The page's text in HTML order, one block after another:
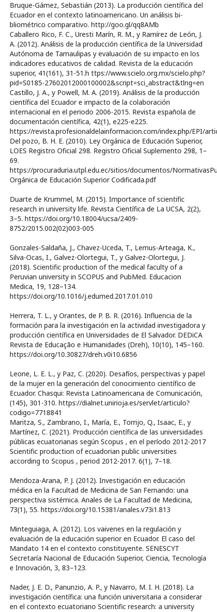
Bruque-Gámez, Sebastián (2013). La producción científica del
Ecuador en el contexto latinoamericano. Un análisis bi-
bliométrico comparativo. http://goo.gl/qq8AMb
Caballero Rico, F. C., Uresti Marín, R. M., y Ramírez de León, J.
A. (2012). Análisis de la producción científica de la Universidad
Autónoma de Tamaulipas y evaluación de su impacto en los
indicadores educativos de calidad. Revista de la educación
superior, 41(161), 31-51.h ttps://www.scielo.org.mx/scielo.php?
pid=S0185-27602012000100002&script=sci_abstract&tlng=en
Castillo, J. A., y Powell, M. A. (2019). Análisis de la producción
científica del Ecuador e impacto de la colaboración
internacional en el periodo 2006-2015. Revista española de
documentación científica, 42(1), e225-e225.
https://revista.profesionaldelainformacion.com/index.php/EPI/
Del pozo, B. H. E. (2010). Ley Orgánica de Educación Superior,
LOES Registro Oficial 298. Registro Oficial Suplemento 298, 1–
69.
https://procuraduria.utpl.edu.ec/sitios/documentos/
Orgánica de Educación Superior Codificada.pdf
Duarte de Krummel, M. (2015). Importance of scientific
research in university life. Revista Científica de La UCSA, 2(2),
3–5. https://doi.org/10.18004/ucsa/2409-
8752/2015.002(02)003-005
Gonzales-Saldaña, J., Chavez-Uceda, T., Lemus-Arteaga, K.,
Silva-Ocas, I., Galvez-Olortegui, T., y Galvez-Olortegui, J.
(2018). Scientific production of the medical faculty of a
Peruvian university in SCOPUS and PubMed. Educacion
Medica, 19, 128–134.
https://doi.org/10.1016/j.edumed.2017.01.010
Herrera, T. L., y Orantes, de P. B. R. (2016). Influencia de la
formación para la investigación en la actividad investigadora y
producción científica en Universidades de El Salvador. DEDiCA
Revista de Educação e Humanidades (Dreh), 10(10), 145–160.
https://doi.org/10.30827/dreh.v0i10.6856
Leone, L. E. L., y Paz, C. (2020). Desafíos, perspectivas y papel
de la mujer en la generación del conocimiento científico de
Ecuador. Chasqui: Revista Latinoamericana de Comunicación,
(145), 301-310. https://dialnet.unirioja.es/servlet/articulo?
codigo=7718841
Maritza, S., Zambrano, I., María, E., Torrijo, Q., Isaac, E., y
Martínez, C. (2021). Producción científica de las universidades
públicas ecuatorianas según Scopus , en el período 2012-2017
Scientific production of ecuadorian public universities
according to Scopus , period 2012-2017. 6(1), 7–18.
Mendoza-Arana, P. J. (2012). Investigación en educación
médica en la Facultad de Medicina de San Fernando: una
perspectiva sistémica. Anales de La Facultad de Medicina,
73(1), 55. https://doi.org/10.15381/anales.v73i1.813
Minteguiaga, A. (2012). Los vaivenes en la regulación y
evaluación de la educación superior en Ecuador. El caso del
Mandato 14 en el contexto constituyente. SENESCYT
Secretaría Nacional de Educación Superior, Ciencia, Tecnología
e Innovación, 3, 83–123.
Nader, J. E. D., Panunzio, A. P., y Navarro, M. I. H. (2018). La
investigación científica: una función universitaria a considerar
en el contexto ecuatoriano Scientific research: a university